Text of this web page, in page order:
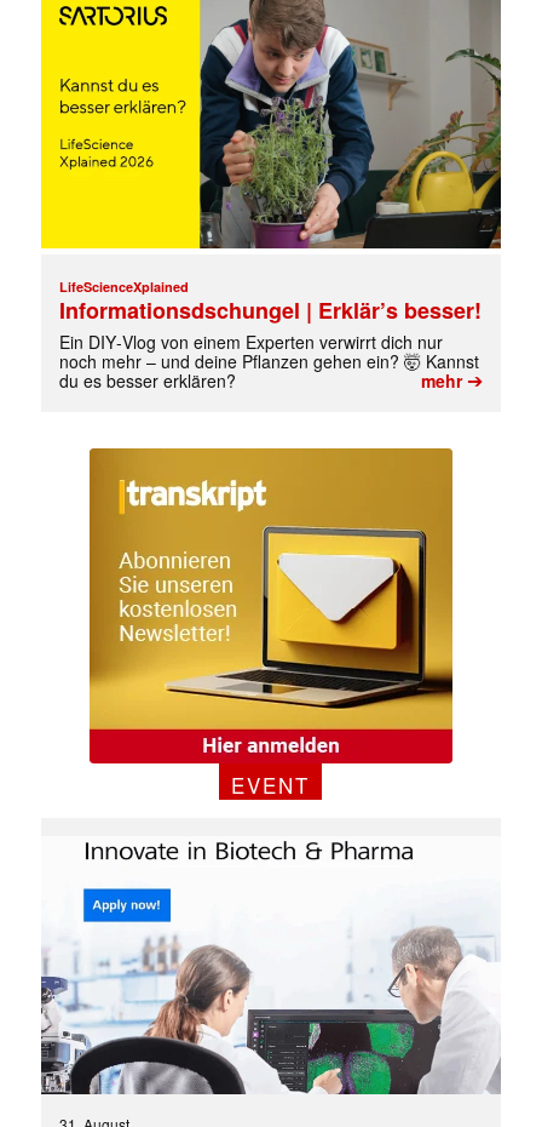
LifeScienceXplained
Informationsdschungel | Erklär’s besser!
Ein DIY‑Vlog von einem Experten verwirrt dich nur
noch mehr – und deine Pflanzen gehen ein? 🤯 Kannst
du es besser erklären?
mehr➔
EVENT